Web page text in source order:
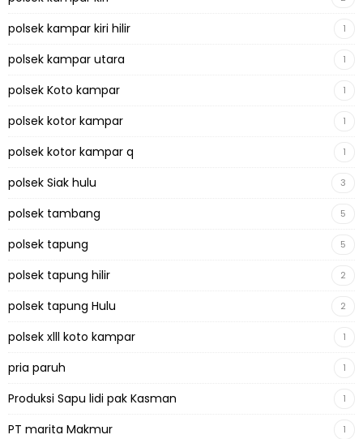
polsek kampar kiri hilir 1
polsek kampar utara 1
polsek Koto kampar 1
polsek kotor kampar 1
polsek kotor kampar q 1
polsek Siak hulu 3
polsek tambang 5
polsek tapung 5
polsek tapung hilir 2
polsek tapung Hulu 2
polsek xlll koto kampar 1
pria paruh 1
Produksi Sapu lidi pak Kasman 1
PT marita Makmur 1